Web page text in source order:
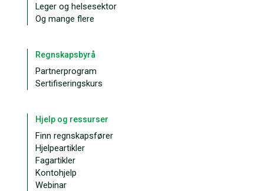
Leger og helsesektor
Og mange flere
Regnskapsbyrå
Partnerprogram
Sertifiseringskurs
Hjelp og ressurser
Finn regnskapsfører
Hjelpeartikler
Fagartikler
Kontohjelp
Webinar